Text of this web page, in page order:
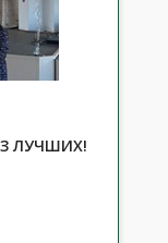
ЛУЧШИХ!